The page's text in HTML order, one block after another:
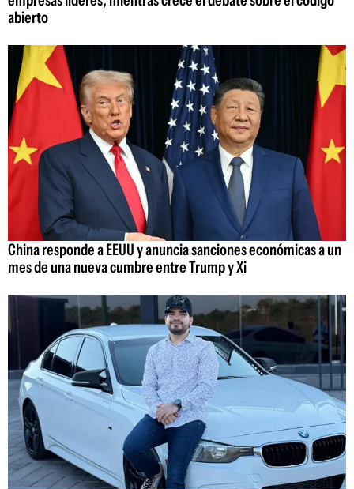
abierto
China responde a EEUU y anuncia sanciones económicas a un
mes de una nueva cumbre entre Trump y Xi